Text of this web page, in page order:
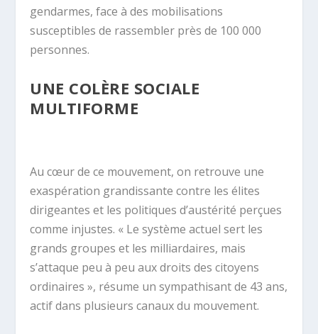
gendarmes, face à des mobilisations
susceptibles de rassembler près de 100 000
personnes.
UNE COLÈRE SOCIALE
MULTIFORME
Au cœur de ce mouvement, on retrouve une
exaspération grandissante contre les élites
dirigeantes et les politiques d’austérité perçues
comme injustes. « Le système actuel sert les
grands groupes et les milliardaires, mais
s’attaque peu à peu aux droits des citoyens
ordinaires », résume un sympathisant de 43 ans,
actif dans plusieurs canaux du mouvement.